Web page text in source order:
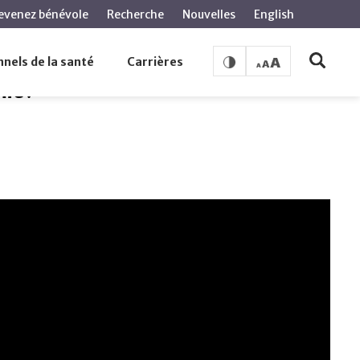
de la santé Carrières
bénévole Recherche Nouvelles English